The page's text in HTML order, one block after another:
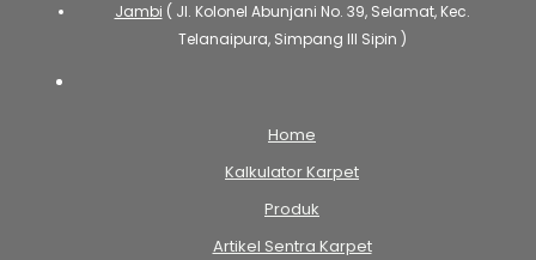
Jambi ( Jl. Kolonel Abunjani No. 39, Selamat, Kec.
Telanaipura, Simpang III Sipin )
Home
Kalkulator Karpet
Produk
Artikel Sentra Karpet